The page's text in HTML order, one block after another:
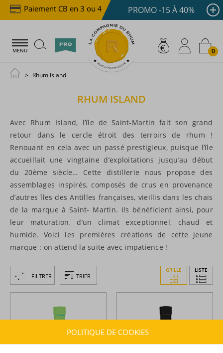
Paiement CB en 3 ou 4x dès 100 € Livraison
PROMO -15 À 40%
MENU 0
Rhum Island
RHUM ISLAND
Avec Rhum Island, l’île de Saint-Martin fait son grand
retour dans le cercle étroit des terroirs de rhum !
Renouant en cela avec un passé prestigieux, puisque l’île
accueillait une vingtaine d’exploitations jusqu’au début
du 20ème siècle… Cette distillerie nous propose des
assemblages inspirés, composés de crus en provenance
d’autres îles des Antilles françaises, vieillis dans les chais
de la marque à Saint- Martin. Ils bénéficient ainsi, pour
leur maturation, d’un climat exceptionnel, chaud et
humide. Voici les premières créations de cette jeune
marque : on attend la suite avec impatience !
FILTRER TRIER
GRILLE LISTE
POLITIQUE DE COOKIES